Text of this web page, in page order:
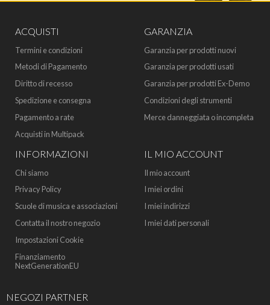
ACQUISTI
Termini e condizioni
Metodi di Pagamento
Diritto di recesso
Spedizione e consegna
Pagamento a rate
Acquisti in Multipack
GARANZIA
Garanzia per prodotti nuovi
Garanzia per prodotti usati
Garanzia per prodotti Ex-Demo
Condizioni degli strumenti
Merce danneggiata o incompleta
INFORMAZIONI
Chi siamo
Privacy Policy
Scuole di musica e associazioni
Contatta il nostro negozio
Impostazioni Cookie
Finanziamento
NextGenerationEU
IL MIO ACCOUNT
Il mio account
I miei ordini
I miei indirizzi
I miei dati personali
NEGOZI PARTNER